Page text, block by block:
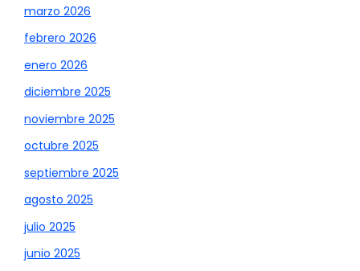
marzo 2026
febrero 2026
enero 2026
diciembre 2025
noviembre 2025
octubre 2025
septiembre 2025
agosto 2025
julio 2025
junio 2025